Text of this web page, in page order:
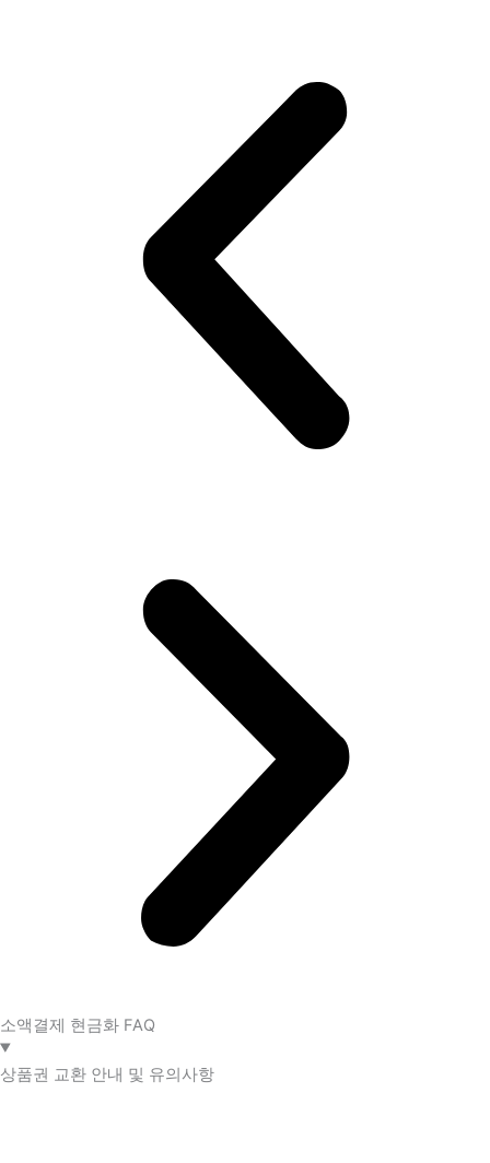
소액결제 현금화 FAQ​
상품권 교환 안내 및 유의사항